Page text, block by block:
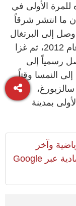
للمرة الأولى في
2005، وسرعان ما انتشر شرقاً
وصل إلى البرتغال
في عام 2011، وتم رصده في إيطاليا عام 2012، ثم غزا
وصل رسمياً إلى
النمسا وقتاً
وصوله عام 2024 في سالزبورغ،
بمدينة
وآخر
المستجدات السياسية والإقتصادية عبر Google